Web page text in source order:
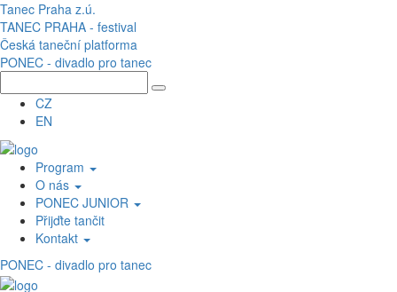
Přejít k hlavnímu obsahu
Tanec Praha z.ú.
TANEC PRAHA - festival
Česká taneční platforma
PONEC - divadlo pro tanec
CZ
EN
Program
O nás
PONEC JUNIOR
Přijďte tančit
Kontakt
PONEC - divadlo pro tanec